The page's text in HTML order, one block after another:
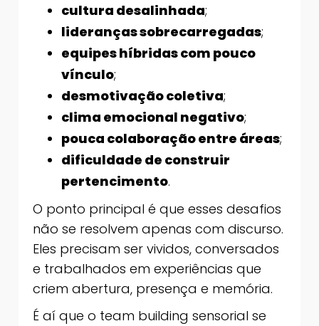
cultura desalinhada;
lideranças sobrecarregadas;
equipes híbridas com pouco
vínculo;
desmotivação coletiva;
clima emocional negativo;
pouca colaboração entre áreas;
dificuldade de construir
pertencimento.
O ponto principal é que esses desafios
não se resolvem apenas com discurso.
Eles precisam ser vividos, conversados
e trabalhados em experiências que
criem abertura, presença e memória.
É aí que o team building sensorial se